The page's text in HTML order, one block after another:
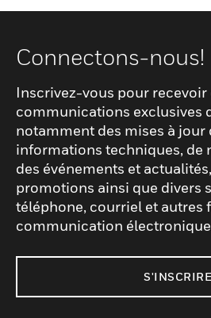
Connectons-nous!
Inscrivez-vous pour recevoir
communications exclusives
notamment des mises à jour
informations techniques, de
des événements et
promotions ainsi que divers
téléphone, courriel et autres
communication
S'INSCRIRE